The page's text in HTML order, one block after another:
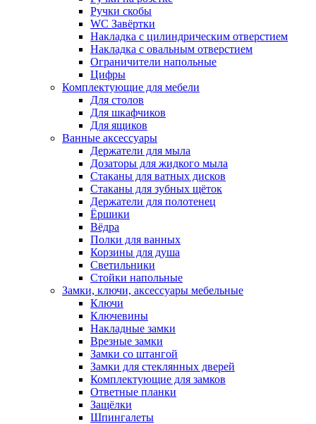
Ручки скобы
WC Завёртки
Накладка с цилиндрическим отверстием
Накладка с овальным отверстием
Ограничители напольные
Цифры
Комплектующие для мебели
Для столов
Для шкафчиков
Для ящиков
Ванные аксессуары
Держатели для мыла
Дозаторы для жидкого мыла
Стаканы для ватных дисков
Стаканы для зубных щёток
Держатели для полотенец
Ёршики
Вёдра
Полки для ванных
Корзины для душа
Светильники
Стойки напольные
Замки, ключи, аксессуары мебельные
Ключи
Ключевины
Накладные замки
Врезные замки
Замки со штангой
Замки для стеклянных дверей
Комплектующие для замков
Ответные планки
Защёлки
Шпингалеты